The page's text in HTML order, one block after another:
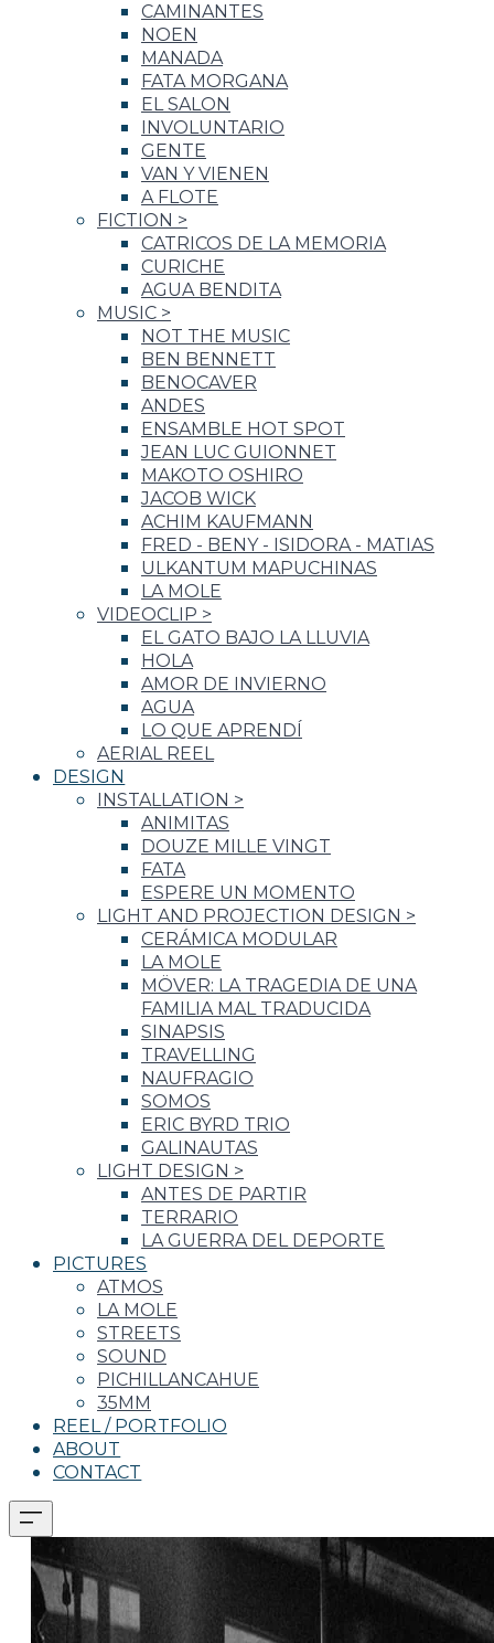
CAMINANTES
NOEN
MANADA
FATA MORGANA
EL SALON
INVOLUNTARIO
GENTE
VAN Y VIENEN
A FLOTE
FICTION >
CATRICOS DE LA MEMORIA
CURICHE
AGUA BENDITA
MUSIC >
NOT THE MUSIC
BEN BENNETT
BENOCAVER
ANDES
ENSAMBLE HOT SPOT
JEAN LUC GUIONNET
MAKOTO OSHIRO
JACOB WICK
ACHIM KAUFMANN
FRED - BENY - ISIDORA - MATIAS
ULKANTUM MAPUCHINAS
LA MOLE
VIDEOCLIP >
EL GATO BAJO LA LLUVIA
HOLA
AMOR DE INVIERNO
AGUA
LO QUE APRENDÍ
AERIAL REEL
DESIGN
INSTALLATION >
ANIMITAS
DOUZE MILLE VINGT
FATA
ESPERE UN MOMENTO
LIGHT AND PROJECTION DESIGN >
CERÁMICA MODULAR
LA MOLE
MÖVER: LA TRAGEDIA DE UNA
FAMILIA MAL TRADUCIDA
SINAPSIS
TRAVELLING
NAUFRAGIO
SOMOS
ERIC BYRD TRIO
GALINAUTAS
LIGHT DESIGN >
ANTES DE PARTIR
TERRARIO
LA GUERRA DEL DEPORTE
PICTURES
ATMOS
LA MOLE
STREETS
SOUND
PICHILLANCAHUE
35MM
REEL / PORTFOLIO
ABOUT
CONTACT